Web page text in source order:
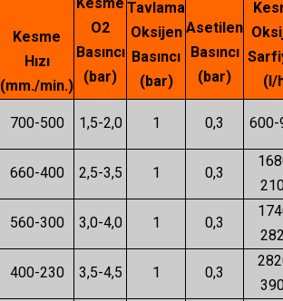
Kesme
Hızı
(mm./min.)
O2
Basıncı
(bar)
Tavlama
Oksijen
Basıncı
(bar)
Asetilen
Basıncı
(bar)
(l/
700-500 1,5-2,0 1 0,3 600-
660-400 2,5-3,5 1 0,3
560-300 3,0-4,0 1 0,3
400-230 3,5-4,5 1 0,3